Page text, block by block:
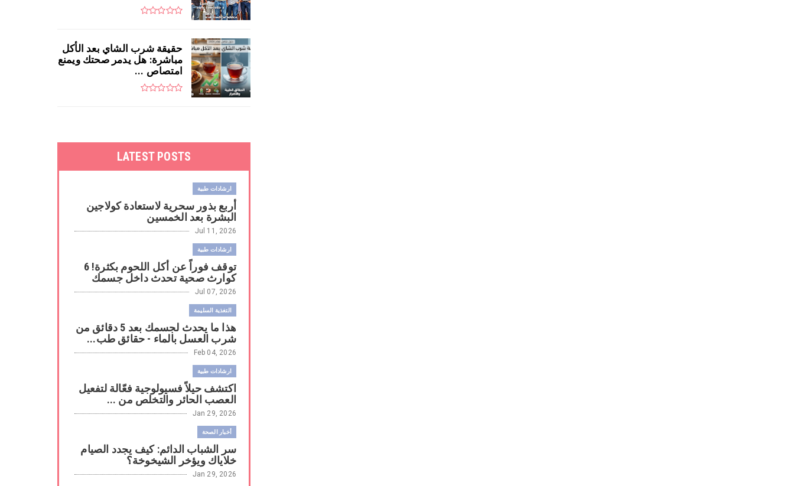
حقيقة شرب الشاي بعد الأكل
مباشرة: هل يدمر صحتك ويمنع
امتصاص ...
LATEST POSTS
ارشادات طبية
أربع بذور سحرية لاستعادة كولاجين
البشرة بعد الخمسين
Jul 11, 2026
ارشادات طبية
توقف فوراً عن أكل اللحوم بكثرة! 6
كوارث صحية تحدث داخل جسمك
Jul 07, 2026
التغذية السليمة
هذا ما يحدث لجسمك بعد 5 دقائق من
شرب العسل بالماء - حقائق طب...
Feb 04, 2026
ارشادات طبية
اكتشف حيلاً فسيولوجية فعّالة لتفعيل
العصب الحائر والتخلص من ...
Jan 29, 2026
أخبار الصحة
سر الشباب الدائم: كيف يجدد الصيام
خلاياك ويؤخر الشيخوخة؟
Jan 29, 2026